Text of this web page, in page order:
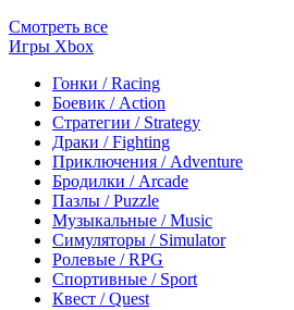
Смотреть все
Игры Xbox
Гонки / Racing
Боевик / Action
Стратегии / Strategy
Драки / Fighting
Приключения / Adventure
Бродилки / Arcade
Пазлы / Puzzle
Музыкальные / Music
Симуляторы / Simulator
Ролевые / RPG
Спортивные / Sport
Квест / Quest